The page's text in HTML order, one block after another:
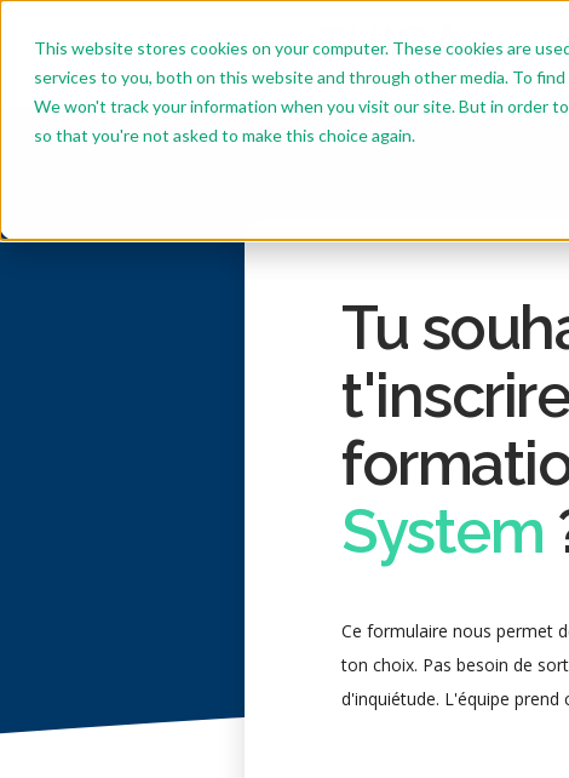
This website stores cookies on your computer. These cookies are
services to you, both on this website and through other media. To
We won't track your information when you visit our site. But in order
so that you're not asked to make this choice again.
Tu
System
Ce formulaire nous permet
ton choix. Pas besoin de
d'inquiétude. L'équipe